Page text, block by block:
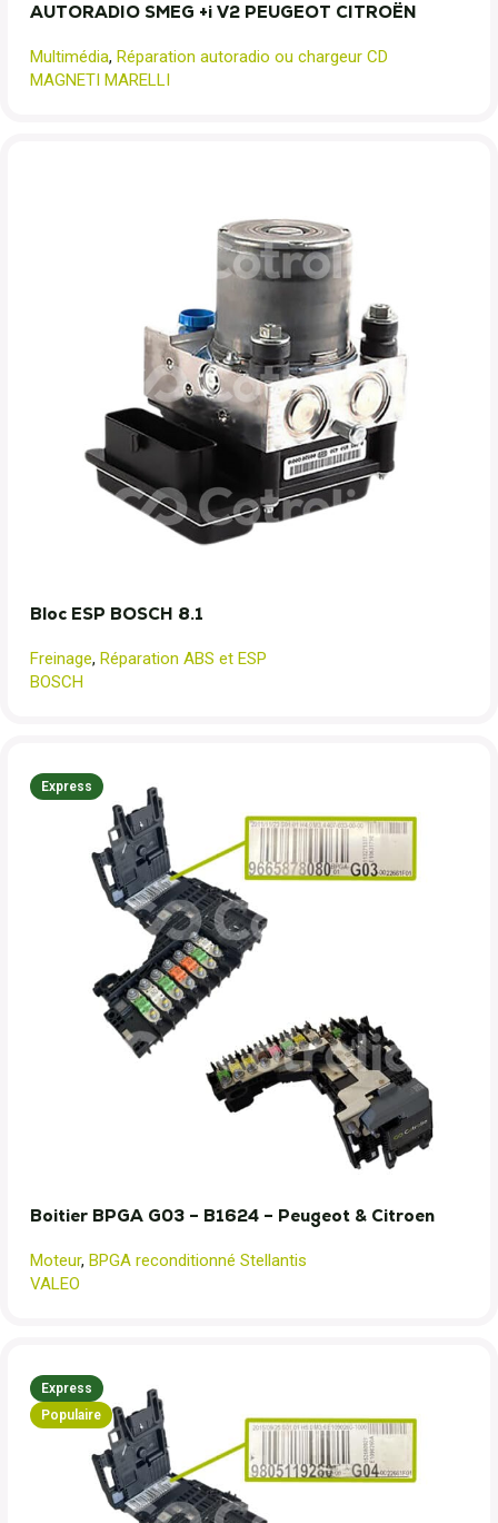
AUTORADIO SMEG +i V2 PEUGEOT CITROËN
Multimédia, Réparation autoradio ou chargeur CD
MAGNETI MARELLI
Bloc ESP BOSCH 8.1
Freinage, Réparation ABS et ESP
BOSCH
Express
Boitier BPGA G03 – B1624 – Peugeot & Citroen
Moteur, BPGA reconditionné Stellantis
VALEO
Express
Populaire